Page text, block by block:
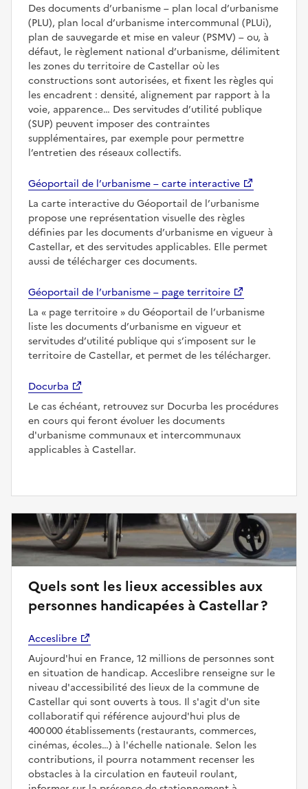
Des documents d’urbanisme – plan local d’urbanisme
(PLU), plan local d’urbanisme intercommunal (PLUi),
plan de sauvegarde et mise en valeur (PSMV) – ou, à
défaut, le règlement national d’urbanisme, délimitent
les zones du territoire de Castellar où les
constructions sont autorisées, et fixent les règles qui
les encadrent : densité, alignement par rapport à la
voie, apparence… Des servitudes d’utilité publique
(SUP) peuvent imposer des contraintes
supplémentaires, par exemple pour permettre
l’entretien des réseaux collectifs.
Géoportail de l’urbanisme – carte interactive
La carte interactive du Géoportail de l’urbanisme
propose une représentation visuelle des règles
définies par les documents d’urbanisme en vigueur à
Castellar, et des servitudes applicables. Elle permet
aussi de télécharger ces documents.
Géoportail de l’urbanisme – page territoire
La
page territoire
du Géoportail de l’urbanisme
liste les documents d’urbanisme en vigueur et
servitudes d’utilité publique qui s’imposent sur le
territoire de Castellar, et permet de les télécharger.
Docurba
Le cas échéant, retrouvez sur Docurba les procédures
en cours qui feront évoluer les documents
d'urbanisme communaux et intercommunaux
applicables à Castellar.
Quels sont les lieux accessibles aux
personnes handicapées à Castellar ?
Acceslibre
Aujourd'hui en France, 12 millions de personnes sont
en situation de handicap. Acceslibre renseigne sur le
niveau d'accessibilité des lieux de la commune de
Castellar qui sont ouverts à tous. Il s'agit d'un site
collaboratif qui référence aujourd'hui plus de
400 000 établissements (restaurants, commerces,
cinémas, écoles…) à l'échelle nationale. Selon les
contributions, il pourra notamment recenser les
obstacles à la circulation en fauteuil roulant,